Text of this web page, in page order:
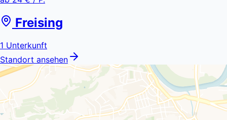
Freising
1 Unterkunft
Standort ansehen